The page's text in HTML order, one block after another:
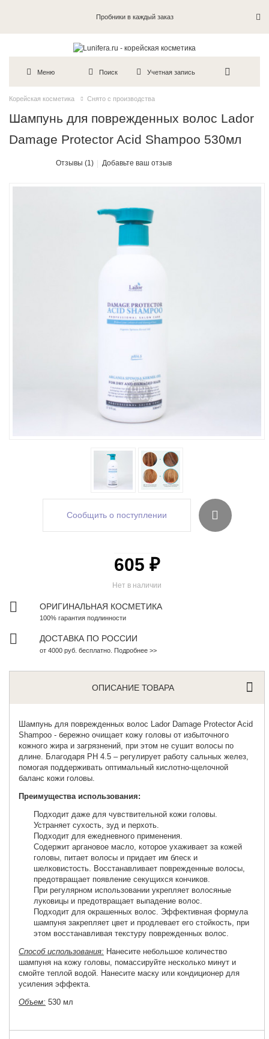
Пробники в каждый заказ
Меню Поиск Учетная запись
Корейская косметика Снято с производства
Шампунь для поврежденных волос Lador
Damage Protector Acid Shampoo 530мл
Отзывы (1) Добавьте ваш отзыв
Сообщить о поступлении
Нет в наличии
605 ₽
ОРИГИНАЛЬНАЯ КОСМЕТИКА
100% гарантия подлинности
ДОСТАВКА ПО РОССИИ
от 4000 руб. бесплатно. Подробнее >>
ОПИСАНИЕ ТОВАРА
Шампунь для поврежденных волос Lador Damage Protector Acid
Shampoo - бережно очищает кожу головы от избыточного
кожного жира и загрязнений, при этом не сушит волосы по
длине. Благодаря PH 4.5 – регулирует работу сальных желез,
помогая поддерживать оптимальный кислотно-щелочной
баланс кожи головы.
Преимущества использования:
Подходит даже для чувствительной кожи головы.
Устраняет сухость, зуд и перхоть.
Подходит для ежедневного применения.
Содержит аргановое масло, которое ухаживает за кожей
головы, питает волосы и придает им блеск и
шелковистость.
Восстанавливает поврежденные волосы,
предотвращает появление секущихся кончиков.
При регулярном использовании укрепляет волосяные
луковицы и предотвращает выпадение волос.
Подходит для окрашенных волос. Эффективная формула
шампуня закрепляет цвет и продлевает его стойкость, при
этом восстанавливая текстуру поврежденных волос.
Способ использования: Нанесите небольшое количество
шампуня на кожу головы, помассируйте несколько минут и
смойте теплой водой. Нанесите маску или кондиционер для
усиления эффекта.
Объем: 530 мл